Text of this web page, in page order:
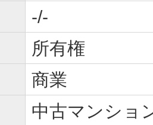
-/-
所有権
商業
中古マンショ